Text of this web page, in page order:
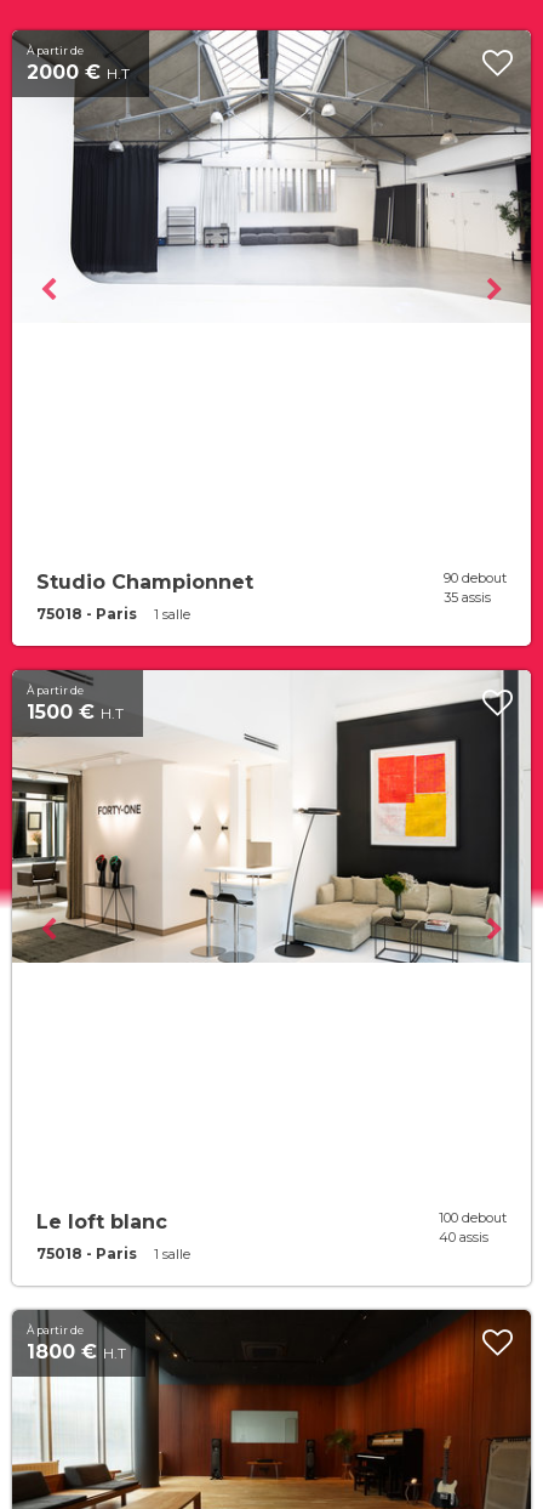
À partir de
2000 € H.T
Studio Championnet
75018 - Paris 1 salle
90 debout
35 assis
À partir de
1500 € H.T
Le loft blanc
75018 - Paris 1 salle
100 debout
40 assis
À partir de
1800 € H.T